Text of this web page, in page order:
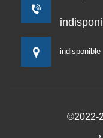
indisponible
©2022-